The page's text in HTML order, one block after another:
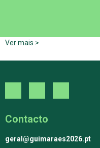
Ver mais >
Contacto
geral@guimaraes2026.pt